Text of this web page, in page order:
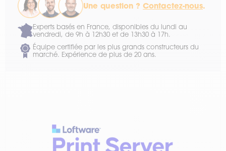
Une question ? Contactez-nous.
Experts basés en France, disponibles du lundi au
vendredi, de 9h à 12h30 et de 13h30 à 17h.
Équipe certifiée par les plus grands constructeurs du
marché. Expérience de plus de 20 ans.